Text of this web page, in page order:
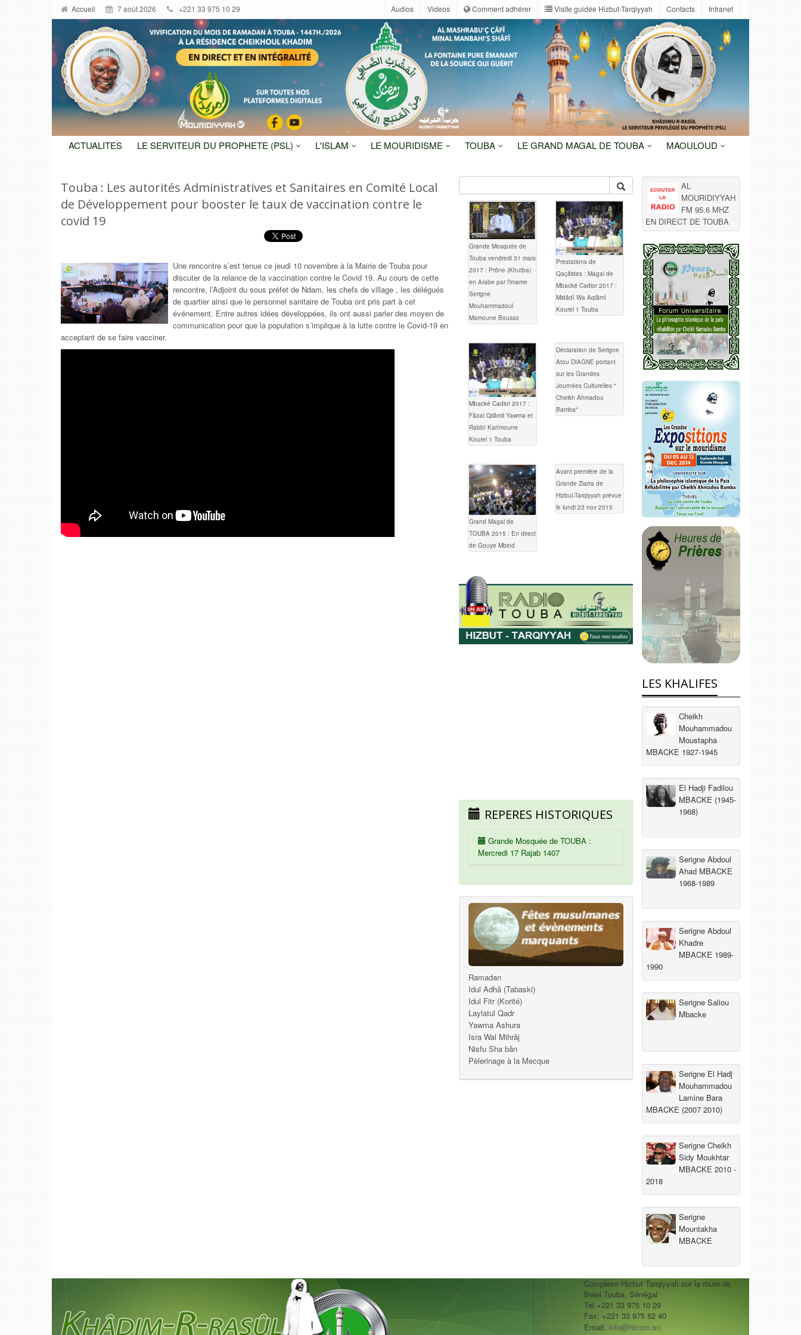
Accueil 7 août 2026 +221 33 975 10 29 Audios Videos Comment adhérer Visite guidée Hizbut-Tarqiyyah Contacts Intranet
ACTUALITES LE SERVITEUR DU PROPHETE (PSL) L'ISLAM LE MOURIDISME TOUBA LE GRAND MAGAL DE TOUBA MAOULOUD
Touba : Les autorités Administratives et Sanitaires en Comité Local
de Développement pour booster le taux de vaccination contre le
covid 19
Une rencontre s’est tenue ce jeudi 10 novembre à la Mairie de Touba pour
discuter de la relance de la vaccination contre le Covid 19. Au cours de cette
rencontre, l’Adjoint du sous préfet de Ndam, les chefs de village , les délégués
de quartier ainsi que le personnel sanitaire de Touba ont pris part à cet
événement. Entre autres idées développées, ils ont aussi parler des moyen de
communication pour que la population s’implique à la lutte contre le Covid-19 en
acceptant de se faire vacciner.
Grande Mosquée de
Touba vendredi 31 mars
2017 : Prône (Khutba)
en Arabe par l’imame
Serigne
Mouhammadoul
Mamoune Bousso
Prestations de
Qaçâides : Magal de
Mbacké Cadior 2017 :
Midâdî Wa Aqlâmî
Kourel 1 Touba
Mbacké Cadior 2017 :
Fâzat Qilâmil Yawma et
Rabbî Karîmoune
Kourel 1 Touba
Déclaration de Serigne
Atou DIAGNE portant
sur les Grandes
Journées Culturelles "
Cheikh Ahmadou
Bamba"
Grand Magal de
TOUBA 2015 : En direct
de Gouye Mbind
Avant première de la
Grande Ziarra de
Hizbut-Tarqiyyah prévue
le lundi 23 nov 2015
REPERES HISTORIQUES
Grande Mosquée de TOUBA :
Mercredi 17 Rajab 1407
Ramadan
Idul Adhâ (Tabaski)
Idul Fitr (Korité)
Laylatul Qadr
Yawma Ashura
Isra Wal Mihrâj
Nisfu Sha bân
Pèlerinage à la Mecque
AL
MOURIDIYYAH
FM 95.6 MHZ
EN DIRECT DE TOUBA
LES KHALIFES
Cheikh
Mouhammadou
Moustapha
MBACKE 1927-1945
El Hadji Fadilou
MBACKE (1945-
1968)
Serigne Abdoul
Ahad MBACKE
1968-1989
Serigne Abdoul
Khadre
MBACKE 1989-
1990
Serigne Saliou
Mbacke
Serigne El Hadj
Mouhammadou
Lamine Bara
MBACKE (2007 2010)
Serigne Cheikh
Sidy Moukhtar
MBACKE 2010 -
2018
Serigne
Mountakha
MBACKE
Complexe Hizbut Tarqiyyah sur la route de
Belel Touba, Sénégal
Tel +221 33 975 10 29
Fax: +221 33 975 52 40
Email: info@htcom.sn